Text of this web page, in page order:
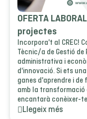
OFERTA
projectes
Incorpora't al CREC!
Tècnic/a de Gestió
administrativa i
d'innovació. Si ets
ganes d'aprendre i
amb la transformació
encantarà conèixer-
Llegeix més